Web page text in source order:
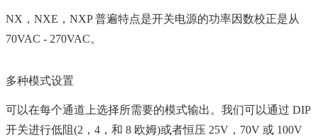
NX，NXE，NXP 普遍特点是开关电源的功率因数校正是从
70VAC - 270VAC。
多种模式设置
可以在每个通道上选择所需要的模式输出。我们可以通过 DIP
开关进行低阻(2，4，和 8 欧姆)或者恒压 25V，70V 或 100V